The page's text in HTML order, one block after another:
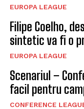
EUROPA LEAGUE
Filipe Coelho,
sintetic va fi o
EUROPA LEAGUE
Scenariul –
facil pentru
CONFERENCE